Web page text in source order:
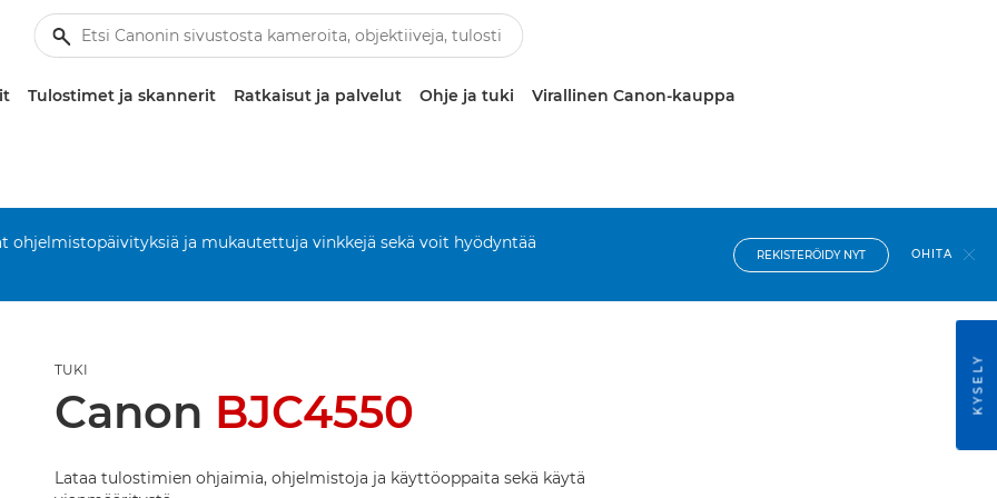
Tulostimet ja skannerit Ratkaisut ja palvelut Ohje ja tuki Virallinen Canon-kauppa
ohjelmistopäivityksiä ja mukautettuja vinkkejä sekä voit hyödyntää
REKISTERÖIDY NYT OHITA
TUKI
Canon BJC4550
Lataa tulostimien ohjaimia, ohjelmistoja ja käyttöoppaita sekä käytä
KYSELY